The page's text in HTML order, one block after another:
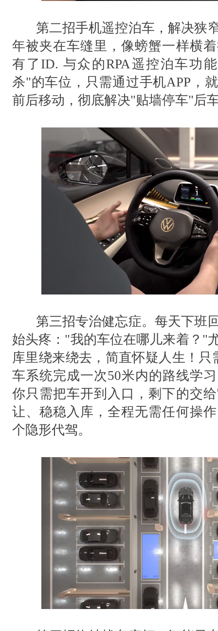
第二招手机遥控泊车，解决狭
年被夹在车缝里，像螃蟹一样横
有了ID. 与众的RPA遥控泊车功
杀"的车位，只需通过手机APP，
前后移动，彻底解决"贴墙停车"后
第三招专治健忘症。每天下班
始头疼："我的车位在哪儿来着？"
库里绕来绕去，简直怀疑人生！
车系统完成一次50米内的路线学
你只需把车开到入口，剩下的交
让、稳稳入库，全程无需任何操
个隐形代驾。